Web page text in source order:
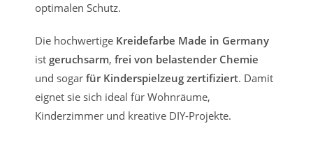
optimalen Schutz.
Die hochwertige Kreidefarbe Made in Germany
ist geruchsarm, frei von belastender Chemie
und sogar für Kinderspielzeug zertifiziert. Damit
eignet sie sich ideal für Wohnräume,
Kinderzimmer und kreative DIY-Projekte.